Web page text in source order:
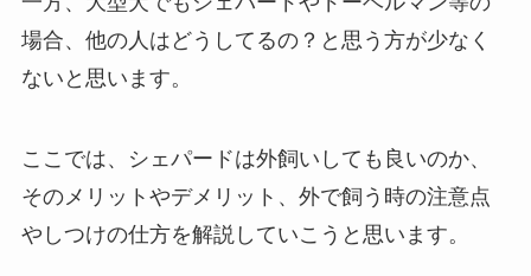
場合、他の人はどうしてるの？と思う方が少なく
ないと思います。
ここでは、シェパードは外飼いしても良いのか、
そのメリットやデメリット、外で飼う時の注意点
やしつけの仕方を解説していこうと思います。